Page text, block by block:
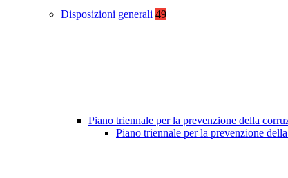
Disposizioni generali 49
Piano triennale per la prevenzione della
Piano triennale per la prevenzione